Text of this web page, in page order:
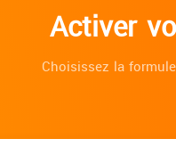
Activer
Choisissez la